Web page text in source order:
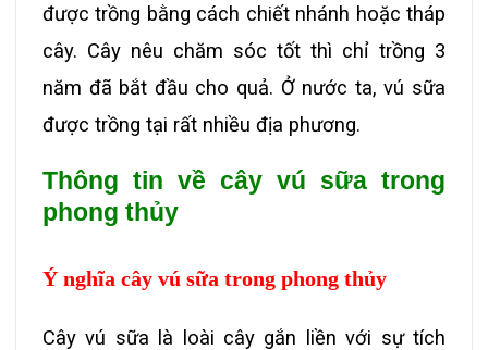
được trồng bằng cách chiết nhánh hoặc tháp
cây. Cây nêu chăm sóc tốt thì chỉ trồng 3
năm đã bắt đầu cho quả. Ở nước ta, vú sữa
được trồng tại rất nhiều địa phương.
Thông tin về cây vú sữa trong
phong thủy
Ý nghĩa cây vú sữa trong phong thủy
Cây vú sữa là loài cây gắn liền với sự tích